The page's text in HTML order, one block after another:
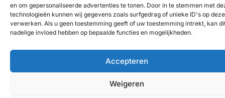
en om gepersonaliseerde advertenties te tonen. Door in te stemmen met
technologieën kunnen wij gegevens zoals surfgedrag of unieke ID's op
verwerken. Als u geen toestemming geeft of uw toestemming intrekt, kan
nadelige invloed hebben op bepaalde functies en mogelijkheden.
Accepteren
Weigeren